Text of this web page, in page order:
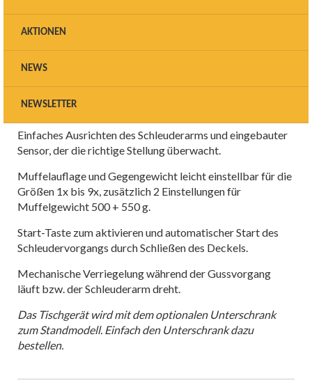
AKTIONEN
NEWS
NEWSLETTER
Centrybox Gussschleuder,
Tischmodell
5-Stufen-Regelung der Motorleistung.
Einfaches Ausrichten des Schleuderarms und eingebauter
Sensor, der die richtige Stellung überwacht.
Muffelauflage und Gegengewicht leicht einstellbar für die
Größen 1x bis 9x, zusätzlich 2 Einstellungen für
Muffelgewicht 500 + 550 g.
Start-Taste zum aktivieren und automatischer Start des
Schleudervorgangs durch Schließen des Deckels.
Mechanische Verriegelung während der Gussvorgang
läuft bzw. der Schleuderarm dreht.
Das Tischgerät wird mit dem optionalen Unterschrank
zum Standmodell. Einfach den Unterschrank dazu
bestellen.